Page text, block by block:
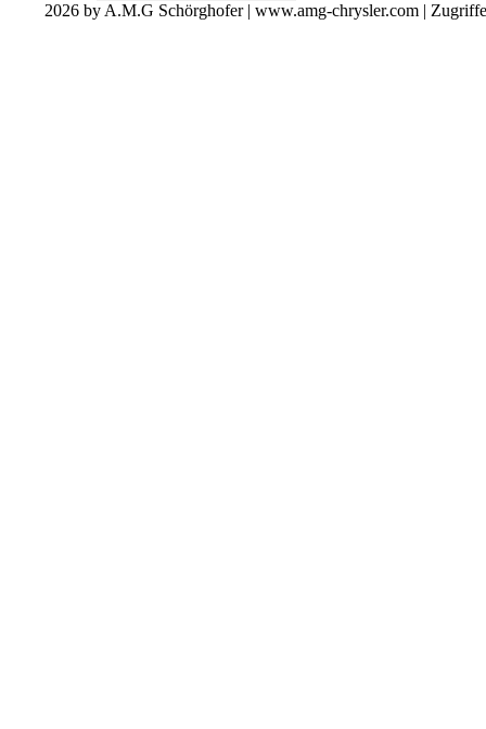
2026 by A.M.G Schörghofer | www.amg-chrysler.com |